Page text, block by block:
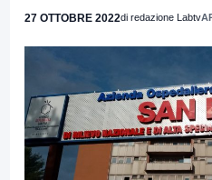
27 OTTOBRE 2022di redazione Labtv